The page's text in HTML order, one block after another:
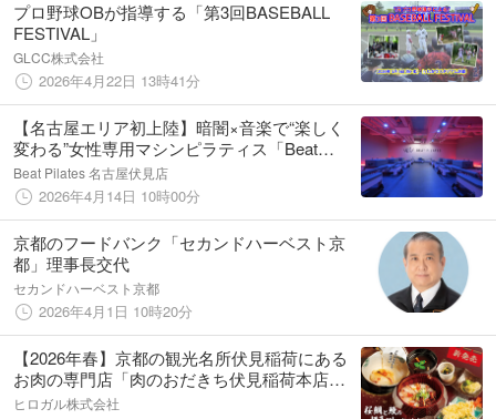
プロ野球OBが指導する「第3回BASEBALL
FESTIVAL」
GLCC株式会社
2026年4月22日 13時41分
【名古屋エリア初上陸】暗闇×音楽で“楽しく
変わる”女性専用マシンピラティス「Beat
Pilates」伏見に誕生！
Beat Pilates 名古屋伏見店
2026年4月14日 10時00分
京都のフードバンク「セカンドハーベスト京
都」理事長交代
セカンドハーベスト京都
2026年4月1日 10時20分
【2026年春】京都の観光名所伏見稲荷にある
お肉の専門店「肉のおだきち伏見稲荷本店」
が、春季限定の新作メニューを発表！
ヒロガル株式会社